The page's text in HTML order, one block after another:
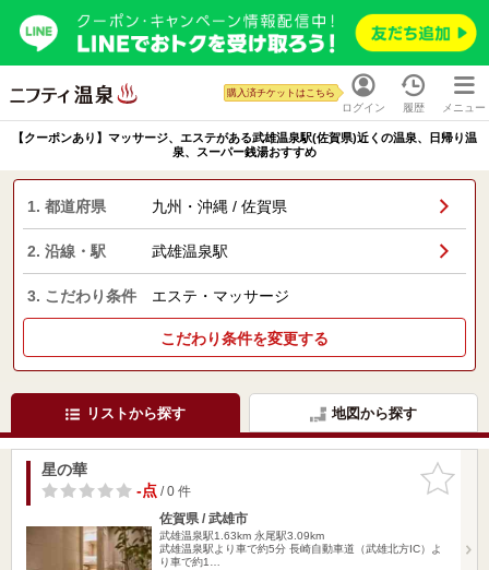
ログイン
購入済チケットはこちら
履歴 メニュー
【クーポンあり】マッサージ、エステがある武雄温泉駅(佐賀県)近くの温泉、日帰り温
泉、スーパー銭湯おすすめ
1. 都道府県 九州・沖縄 / 佐賀県
2. 沿線・駅 武雄温泉駅
3. こだわり条件 エステ・マッサージ
こだわり条件を変更する
リストから探す 地図から探す
お気に入
りに追加
星の華
-点/ 0 件
佐賀県 / 武雄市
武雄温泉駅1.63km 永尾駅3.09km
武雄温泉駅より車で約5分 長崎自動車道（武雄北方IC）よ
り車で約1…